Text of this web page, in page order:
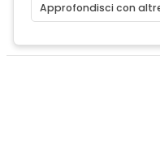
Approfondisci con